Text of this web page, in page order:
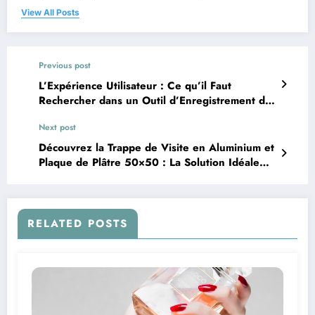
View All Posts
Previous post
L’Expérience Utilisateur : Ce qu’il Faut
Rechercher dans un Outil d’Enregistrement de
Next post
Découvrez la Trappe de Visite en Aluminium et
Plaque de Plâtre 50×50 : La Solution Idéale
RELATED POSTS